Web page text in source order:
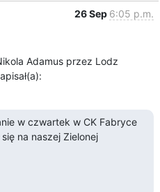
26 Sep 6:05 p.m.
w czwartek w CK Fabryce
na naszej Zielonej